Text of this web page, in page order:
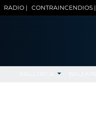
RADIO | CONTRAINCENDIOS |